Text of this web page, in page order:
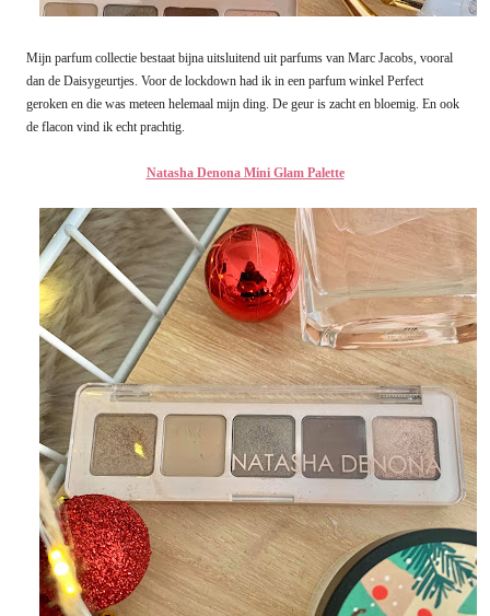
Mijn parfum collectie bestaat bijna uitsluitend uit parfums van Marc Jacobs, vooral
dan de Daisygeurtjes. Voor de lockdown had ik in een parfum winkel Perfect
geroken en die was meteen helemaal mijn ding. De geur is zacht en bloemig. En ook
de flacon vind ik echt prachtig.
Natasha Denona Mini Glam Palette